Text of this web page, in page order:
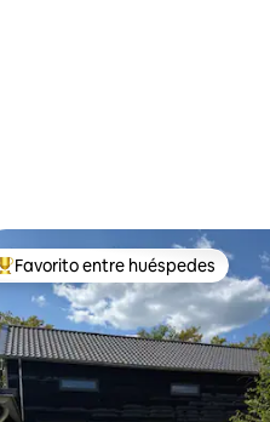
Favorito entre los huéspedes más
Favorito entre huéspedes